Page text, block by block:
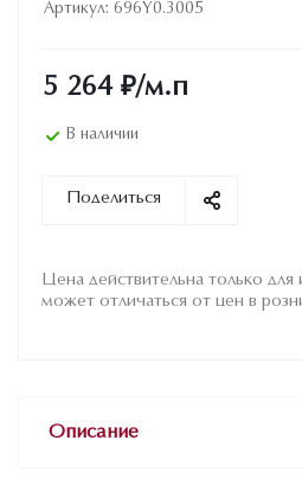
Артикул: 696Y0.3005
5 264₽/м.п
В наличии
Поделиться
Цена действительна только для
может отличаться от цен в
Описание